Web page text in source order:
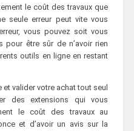
le coût des travaux que
seule erreur peut vite vous
vous pouvez soit vous
être sûr de n’avoir rien
outils en ligne en restant
valider votre achat tout seul
des extensions qui vous
le coût des travaux au
et d’avoir un avis sur la